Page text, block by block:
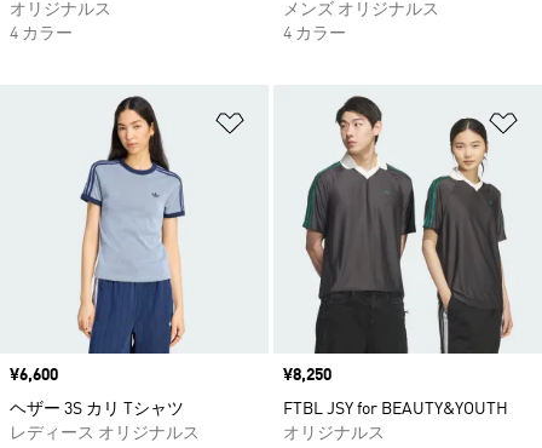
オリジナルス
4 カラー
メンズ オリジナルス
4 カラー
ほしいものリストに追加
価格
¥6,600
ヘザー 3S カリ Tシャツ
レディース オリジナルス
価格
¥8,250
FTBL JSY for BEAUTY&YOUTH
オリジナルス